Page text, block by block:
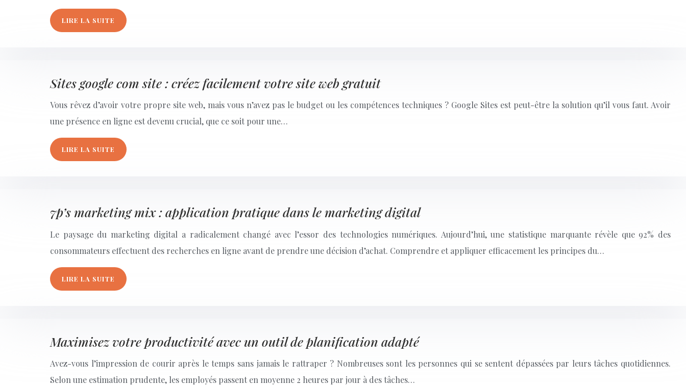
LIRE LA SUITE
Sites google com site : créez facilement votre site web gratuit
Vous rêvez d’avoir votre propre site web, mais vous n’avez pas le budget ou les compétences techniques ? Google Sites est peut-être la solution qu’il vous faut. Avoir
une présence en ligne est devenu crucial, que ce soit pour une…
LIRE LA SUITE
7p’s marketing mix : application pratique dans le marketing digital
Le paysage du marketing digital a radicalement changé avec l’essor des technologies numériques. Aujourd’hui, une statistique marquante révèle que 92% des
consommateurs effectuent des recherches en ligne avant de prendre une décision d’achat. Comprendre et appliquer efficacement les principes du…
LIRE LA SUITE
Maximisez votre productivité avec un outil de planification adapté
Avez-vous l’impression de courir après le temps sans jamais le rattraper ? Nombreuses sont les personnes qui se sentent dépassées par leurs tâches quotidiennes.
Selon une estimation prudente, les employés passent en moyenne 2 heures par jour à des tâches…